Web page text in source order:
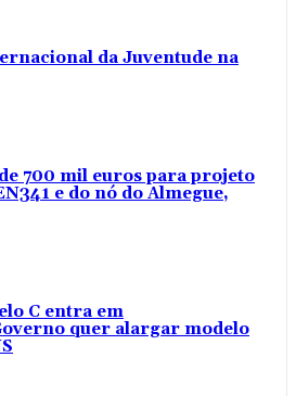
da Juventude na
700 mil euros para projeto
e do nó do Almegue,
C entra em
quer alargar modelo